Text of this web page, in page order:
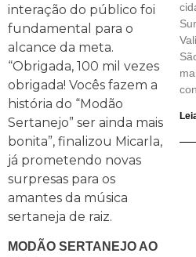
interação do público foi
fundamental para o
alcance da meta.
“Obrigada, 100 mil vezes
obrigada! Vocês fazem a
história do “Modão
Sertanejo” ser ainda mais
bonita”, finalizou Micarla,
já prometendo novas
surpresas para os
amantes da música
sertaneja de raiz.
MODÃO SERTANEJO AO